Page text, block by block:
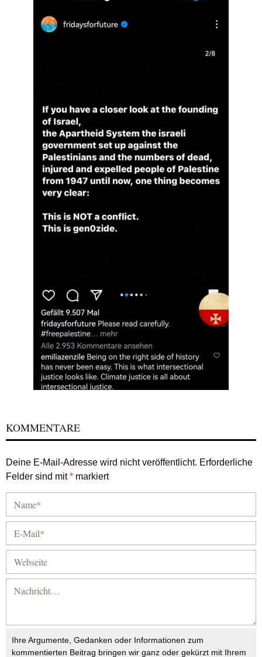
KOMMENTARE
Deine E-Mail-Adresse wird nicht veröffentlicht. Erforderliche
Felder sind mit* markiert
Ihre Argumente, Gedanken oder Informationen zum
kommentierten Beitrag bringen wir ganz oder gekürzt mit Ihrem